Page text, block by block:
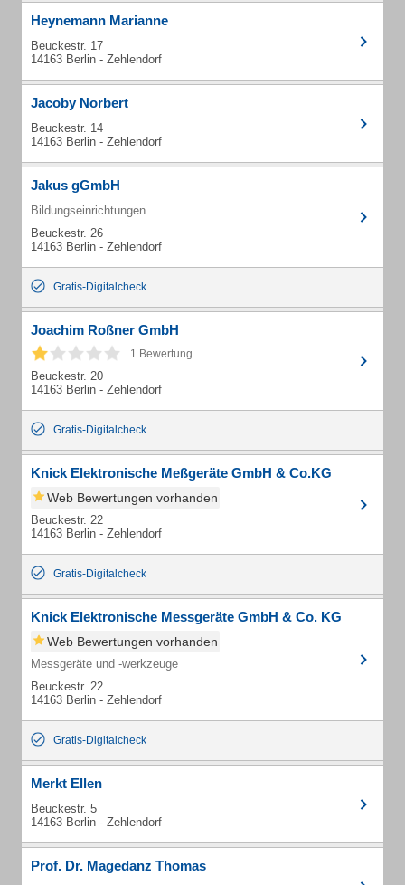
Heynemann Marianne
Beuckestr. 17
14163 Berlin - Zehlendorf
Jacoby Norbert
Beuckestr. 14
14163 Berlin - Zehlendorf
Jakus gGmbH
Bildungseinrichtungen
Beuckestr. 26
14163 Berlin - Zehlendorf
Gratis-Digitalcheck
Joachim Roßner GmbH
1 Bewertung
Beuckestr. 20
14163 Berlin - Zehlendorf
Gratis-Digitalcheck
Knick Elektronische Meßgeräte GmbH & Co.KG
Web Bewertungen vorhanden
Beuckestr. 22
14163 Berlin - Zehlendorf
Gratis-Digitalcheck
Knick Elektronische Messgeräte GmbH & Co. KG
Web Bewertungen vorhanden
Messgeräte und -werkzeuge
Beuckestr. 22
14163 Berlin - Zehlendorf
Gratis-Digitalcheck
Merkt Ellen
Beuckestr. 5
14163 Berlin - Zehlendorf
Prof. Dr. Magedanz Thomas